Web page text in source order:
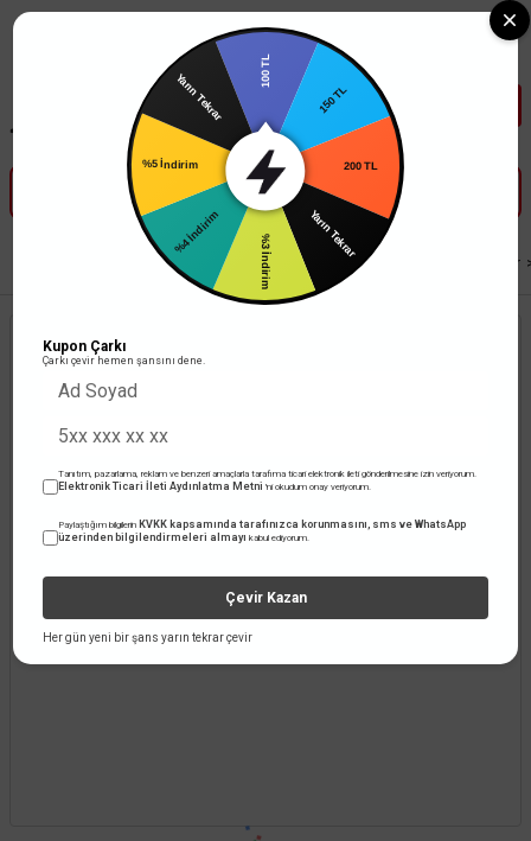
Tüm Banka Kartlarına Vade Farksız 3-5 Taksit Fırsatı Mailorder ile
Led Aydınlatma İç Mekan Aydınlatma Sıva Üstü Led Armatür
150 TL
Yarın Tekrar
%3 İndirim
%4 İndirim
Yarın Tekrar
Kupon Çarkı
Çarkı çevir hemen şansını dene.
Tanıtım, pazarlama, reklam ve benzeri amaçlarla tarafıma ticari elektronik ileti gönderilmesine izin veriyorum.
Elektronik Ticari İleti Aydınlatma Metni 'ni okudum onay veriyorum.
Paylaştığım bilgilerin KVKK kapsamında tarafınızca korunmasını, sms ve WhatsApp
üzerinden bilgilendirmeleri almayı kabul ediyorum.
Çevir Kazan
Her gün yeni bir şans yarın tekrar çevir